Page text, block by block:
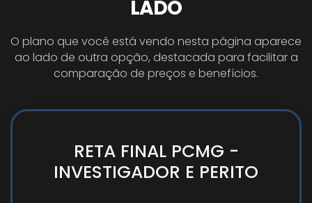
LADO
O plano que você está vendo nesta página aparece
ao lado de outra opção, destacada para facilitar a
comparação de preços e benefícios.
RETA FINAL PCMG -
INVESTIGADOR E PERITO